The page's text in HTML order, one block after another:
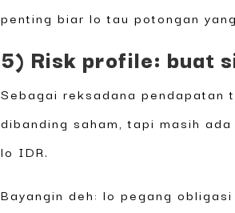
penting biar lo tau potongan
5) Risk profile: buat
Sebagai reksadana
dibanding saham, tapi masih
lo IDR.
Bayangin deh: lo pegang